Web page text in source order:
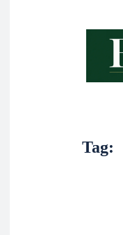
Tag: